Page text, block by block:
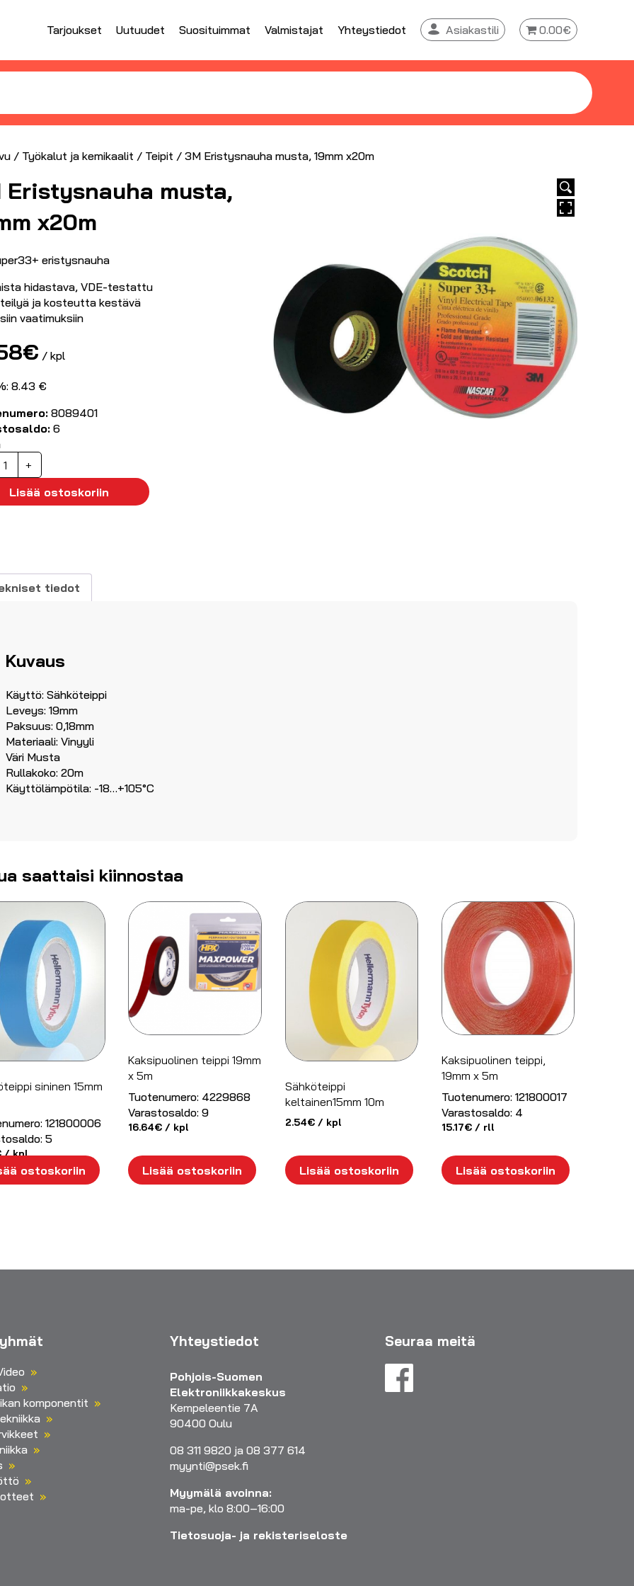
Tarjoukset Uutuudet Suosituimmat Valmistajat Yhteystiedot Asiakastili 0.00€
/ Työkalut ja kemikaalit / Teipit / 3M Eristysnauha musta, 19mm x20m
Eristysnauha musta,
x20m
eristysnauha
hidastava, VDE-testattu
ja kosteutta kestävä
vaatimuksiin
€ / kpl
8.43 €
8089401
6
+
Lisää ostoskoriin
tiedot
Kuvaus
Käyttö: Sähköteippi
Leveys: 19mm
Paksuus: 0,18mm
Materiaali: Vinyyli
Väri Musta
Rullakoko: 20m
Käyttölämpötila: -18…+105°C
saattaisi kiinnostaa
sininen 15mm
121800006
5
/ kpl
ostoskoriin
Kaksipuolinen teippi 19mm
x 5m
Tuotenumero: 4229868
Varastosaldo: 9
16.64€ / kpl
Lisää ostoskoriin
Sähköteippi
keltainen15mm 10m
2.54€/ kpl
Lisää ostoskoriin
Kaksipuolinen teippi,
19mm x 5m
Tuotenumero: 121800017
Varastosaldo: 4
15.17€/ rll
Lisää ostoskoriin
komponentit
Yhteystiedot
Pohjois-Suomen
Elektroniikkakeskus
Kempeleentie 7A
90400 Oulu
08 311 9820 ja 08 377 614
myynti@psek.fi
Myymälä avoinna:
ma-pe, klo 8:00–16:00
Tietosuoja- ja rekisteriseloste
Seuraa meitä